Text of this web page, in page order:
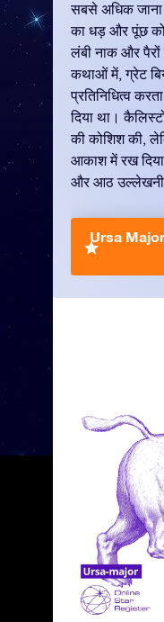
सबसे अधिक जाना
का धड़ और पूंछ को
लंबी नाक और पैरों
कथाओं में, ग्रेट
प्रतिनिधित्व
दिया था।
की कोशिश की,
आकाश में रख
और आठ
Ursa Major